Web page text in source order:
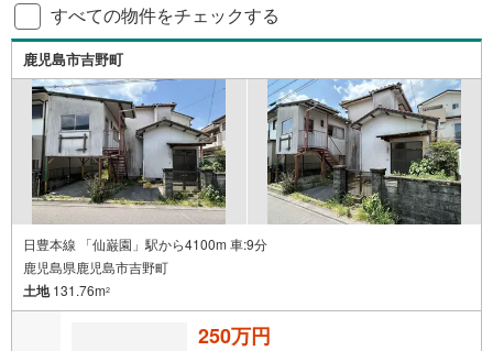
すべての物件をチェックする
鹿児島市吉野町
日豊本線 「仙巌園」駅から4100m 車:9分
鹿児島県鹿児島市吉野町
土地131.76m2
250万円